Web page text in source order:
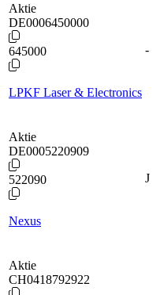
Aktie
DE0006450000
645000
LPKF Laser & Electronics
-
Aktie
DE0005220909
522090
Nexus
J
Aktie
CH0418792922